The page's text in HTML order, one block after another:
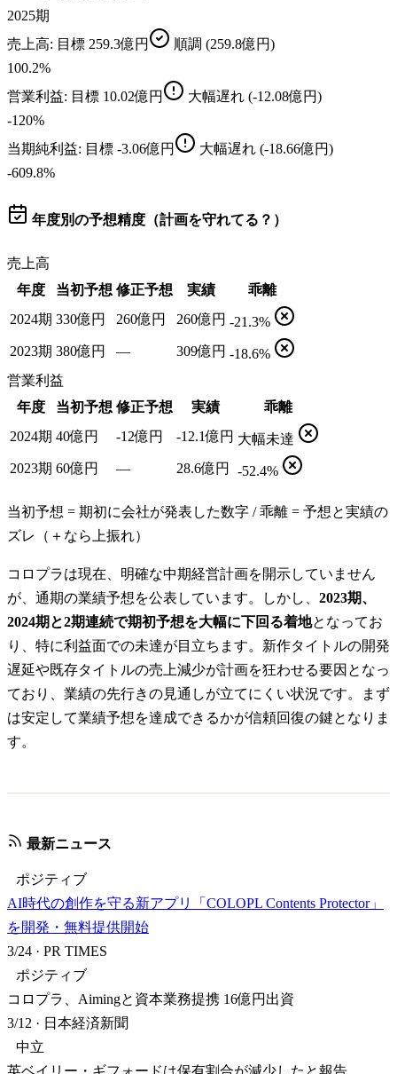
2025期
売上高: 目標 259.3億円 順調 (259.8億円)
100.2%
営業利益: 目標 10.02億円 大幅遅れ (-12.08億円)
-120%
当期純利益: 目標 -3.06億円 大幅遅れ (-18.66億円)
-609.8%
年度別の予想精度（計画を守れてる？）
売上高
年度
当初予想 修正予想 実績
乖離
2024期 330億円 260億円 260億円 -21.3%
2023期 380億円 — 309億円 -18.6%
営業利益
年度
当初予想 修正予想 実績
乖離
2024期 40億円 -12億円 -12.1億円 大幅未達
2023期 60億円 — 28.6億円 -52.4%
当初予想 = 期初に会社が発表した数字 / 乖離 = 予想と実績の
ズレ（＋なら上振れ）
コロプラは現在、明確な中期経営計画を開示していません
が、通期の業績予想を公表しています。しかし、 2023期、
2024期と2期連続で期初予想を大幅に下回る着地となってお
り、特に利益面での未達が目立ちます。新作タイトルの開発
遅延や既存タイトルの売上減少が計画を狂わせる要因となっ
ており、業績の先行きの見通しが立てにくい状況です。まず
は安定して業績予想を達成できるかが信頼回復の鍵となりま
す。
最新ニュース
ポジティブ
AI時代の創作を守る新アプリ「COLOPL Contents Protector」
を開発・無料提供開始
3/24 · PR TIMES
ポジティブ
コロプラ、Aimingと資本業務提携 16億円出資
3/12 · 日本経済新聞
中立
英ベイリー・ギフォードは保有割合が減少したと報告